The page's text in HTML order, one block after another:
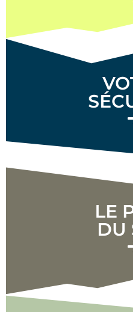
LE
DU